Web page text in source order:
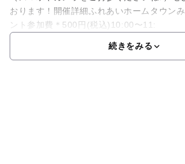
おります！開催詳細ふれあいホームタウン
ント参加費＊500円(税込)10:00〜11:
続きをみる